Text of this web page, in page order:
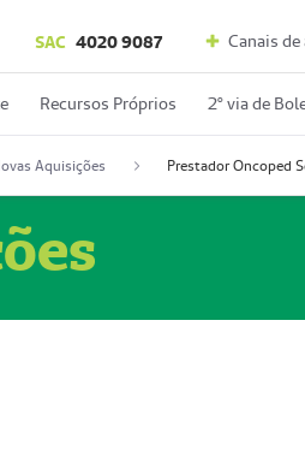
SAC 4020 9087 Canais
Recursos Próprios 2º via de
Aquisições